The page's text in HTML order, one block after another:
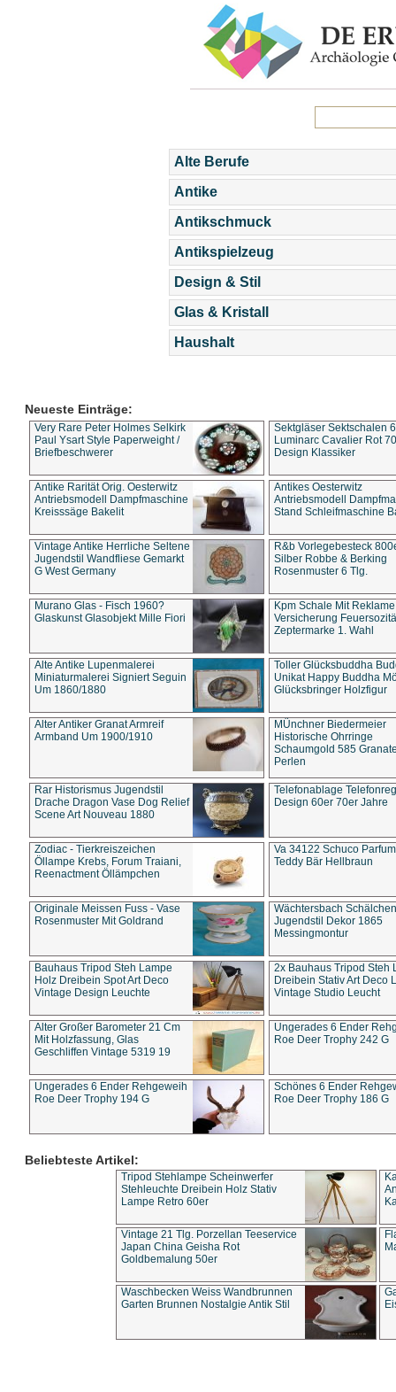
Alte Berufe
Antike
Antikschmuck
Antikspielzeug
Design & Stil
Glas & Kristall
Haushalt
Neueste Einträge:
Very Rare Peter Holmes Selkirk
Paul Ysart Style Paperweight /
Briefbeschwerer
Sektgläser Sektschalen
Luminarc Cavalier Rot
Design Klassiker
Antike Rarität Orig. Oesterwitz
Antriebsmodell Dampfmaschine
Kreisssäge Bakelit
Antikes Oesterwitz
Antriebsmodell
Stand Schleifmaschine
Vintage Antike Herrliche Seltene
Jugendstil Wandfliese Gemarkt
G West Germany
R&b Vorlegebesteck
Silber Robbe & Berking
Rosenmuster 6 Tlg.
Murano Glas - Fisch 1960?
Glaskunst Glasobjekt Mille Fiori
Kpm Schale Mit Reklame
Versicherung
Zeptermarke 1. Wahl
Alte Antike Lupenmalerei
Miniaturmalerei Signiert Seguin
Um 1860/1880
Toller Glücksbuddha
Unikat Happy Buddha
Glücksbringer Holzfigur
Alter Antiker Granat Armreif
Armband Um 1900/1910
MÜnchner Biedermeier
Historische Ohrringe
Schaumgold 585
Perlen
Rar Historismus Jugendstil
Drache Dragon Vase Dog Relief
Scene Art Nouveau 1880
Telefonablage
Design 60er 70er Jahre
Zodiac - Tierkreiszeichen
Öllampe Krebs, Forum Traiani,
Reenactment Öllämpchen
Va 34122 Schuco
Teddy Bär Hellbraun
Originale Meissen Fuss - Vase
Rosenmuster Mit Goldrand
Wächtersbach Schälchen
Jugendstil Dekor 1865
Messingmontur
Bauhaus Tripod Steh Lampe
Holz Dreibein Spot Art Deco
Vintage Design Leuchte
2x Bauhaus Tripod Steh
Dreibein Stativ Art Deco
Vintage Studio Leucht
Alter Großer Barometer 21 Cm
Mit Holzfassung, Glas
Geschliffen Vintage 5319 19
Ungerades 6 Ender
Roe Deer Trophy 242 G
Ungerades 6 Ender Rehgeweih
Roe Deer Trophy 194 G
Schönes 6 Ender
Roe Deer Trophy 186 G
Beliebteste Artikel:
Tripod Stehlampe Scheinwerfer
Stehleuchte Dreibein Holz Stativ
Lampe Retro 60er
Vintage 21 Tlg. Porzellan Teeservice
Japan China Geisha Rot
Goldbemalung 50er
Waschbecken Weiss Wandbrunnen
Garten Brunnen Nostalgie Antik Stil